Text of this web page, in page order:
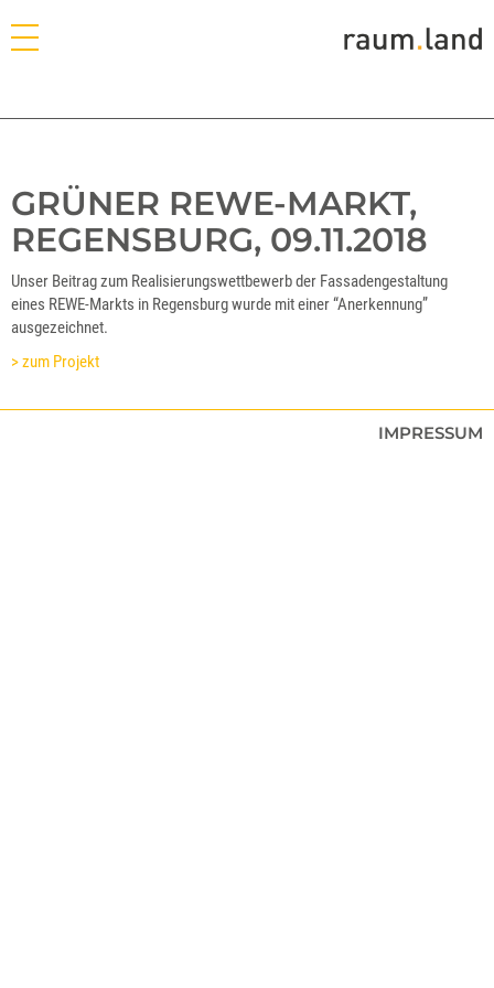
GRÜNER REWE-MARKT,
REGENSBURG, 09.11.2018
Unser Beitrag zum Realisierungswettbewerb der Fassadengestaltung
eines REWE-Markts in Regensburg wurde mit einer “Anerkennung”
ausgezeichnet.
> zum Projekt
IMPRESSUM